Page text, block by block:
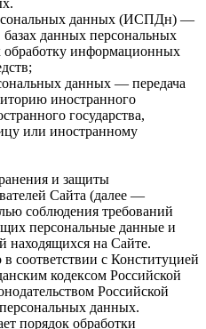
данных (ИСПДн) —
данных персональных
информационных
данных — передача
иностранного
государства,
или иностранному
и защиты
Сайта (далее —
соблюдения требований
персональные данные и
находящихся на Сайте.
соответствии с Конституцией
кодексом Российской
Российской
данных.
порядок обработки